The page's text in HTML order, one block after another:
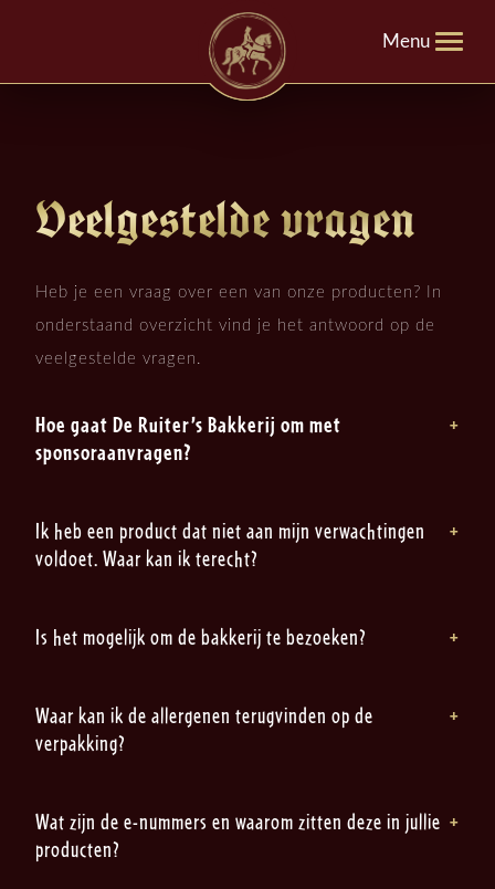
Menu
Veelgestelde vragen
Heb je een vraag over een van onze producten? In
onderstaand overzicht vind je het antwoord op de
veelgestelde vragen.
Hoe gaat De Ruiter’s Bakkerij om met
sponsoraanvragen?
Ik heb een product dat niet aan mijn verwachtingen
voldoet. Waar kan ik terecht?
Is het mogelijk om de bakkerij te bezoeken?
Waar kan ik de allergenen terugvinden op de
verpakking?
Wat zijn de e-nummers en waarom zitten deze in jullie
producten?